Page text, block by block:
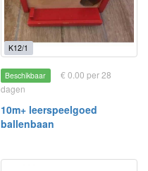
K12/1
Beschikbaar
€ 0.00 per 28
dagen
10m+ leerspeelgoed
ballenbaan